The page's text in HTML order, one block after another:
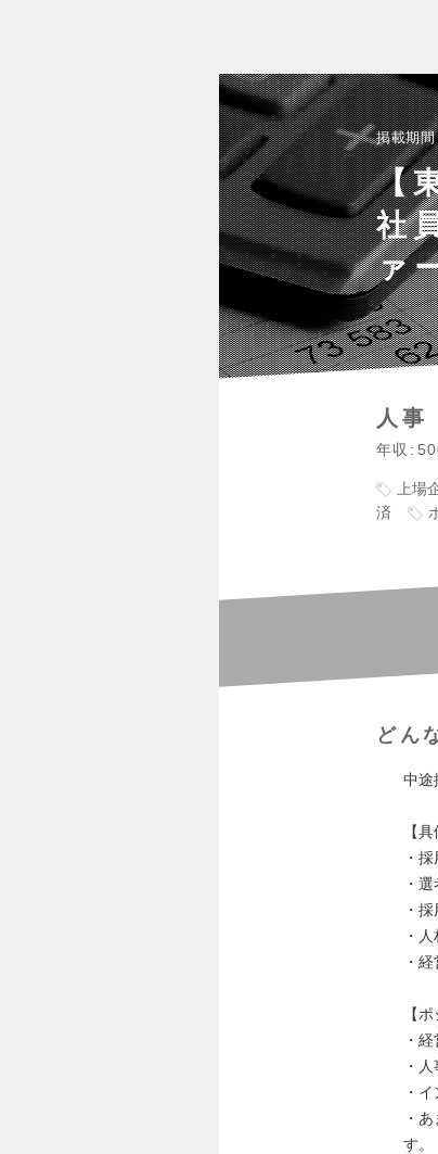
掲載期間
【
社
ァ
人事
年収
上場
済
どん
中途
【
・
・
・
・
・
【
・
・
・
・
す。